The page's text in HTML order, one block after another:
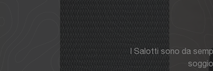
I Salotti sono da